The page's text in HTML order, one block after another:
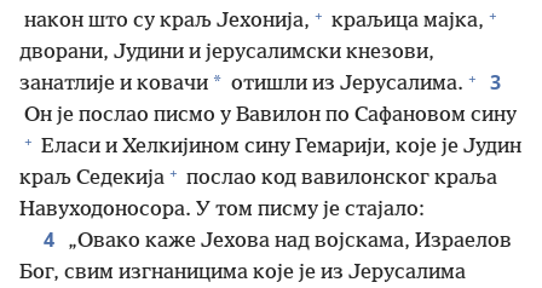
након што су краљ Јехонија, + краљица мајка, +
дворани, Јудини и јерусалимски кнезови,
занатлије и ковачи * отишли из Јерусалима. + 3
Он је послао писмо у Вавилон по Сафановом сину
+ Еласи и Хелкијином сину Гемарији, које је Јудин
краљ Седекија + послао код вавилонског краља
Навуходоносора. У том писму је стајало:
4
„Овако каже Јехова над војскама, Израелов
Бог, свим изгнаницима које је из Јерусалима